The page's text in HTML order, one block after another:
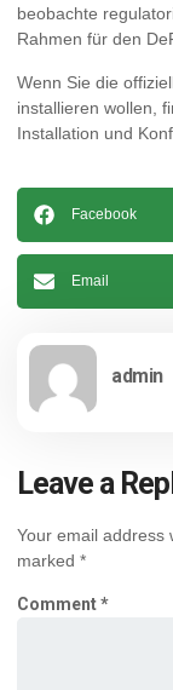
beobachte
Rahmen für den
Wenn Sie die
installieren wollen,
Installation und
Facebook
Email
admin
Leave a
Your email address
marked *
Comment*